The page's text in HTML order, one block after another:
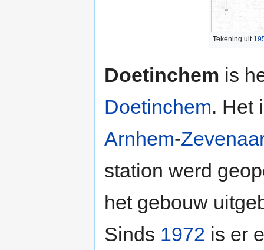
Tekening uit
Doetinchem is
Doetinchem. Het
Arnhem-
station werd
het gebouw
Sinds 1972 is er